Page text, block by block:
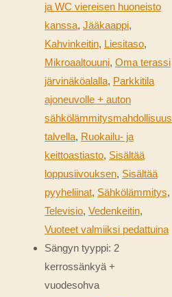
ja WC viereisen huoneisto
kanssa, Jääkaappi,
Kahvinkeitin, Liesitaso,
Mikroaaltouuni, Oma terassi
järvinäköalalla, Parkkitila
ajoneuvolle + auton
sähkölämmitysmahdollisuus
talvella, Ruokailu- ja
keittoastiasto, Sisältää
loppusiivouksen, Sisältää
pyyheliinat, Sähkölämmitys,
Televisio, Vedenkeitin,
Vuoteet valmiiksi pedattuina
Sängyn tyyppi: 2
kerrossänkyä +
vuodesohva